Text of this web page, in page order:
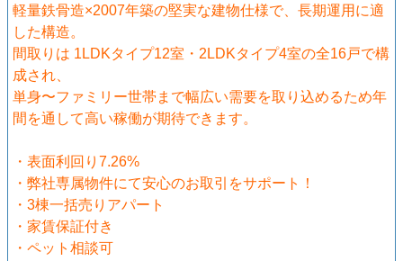
軽量鉄骨造×2007年築の堅実な建物仕様で、長期運用に適
した構造。
間取りは 1LDKタイプ12室・2LDKタイプ4室の全16戸で構
成され、
単身〜ファミリー世帯まで幅広い需要を取り込めるため年
間を通して高い稼働が期待できます。
・表面利回り7.26%
・弊社専属物件にて安心のお取引をサポート！
・3棟一括売りアパート
・家賃保証付き
・ペット相談可